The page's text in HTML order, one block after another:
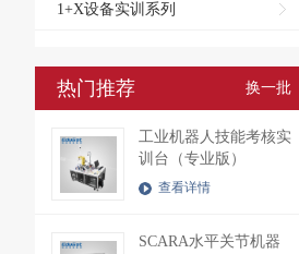
1+X设备实训系列
热门推荐 换一批
工业机器人技能考核实
训台（专业版）
查看详情
SCARA水平关节机器